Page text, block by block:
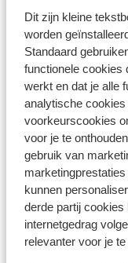
Dit zijn kleine
worden
Standaard
functionele cookies
werkt en dat je alle
analytische
voorkeurscookies
voor je te
gebruik van
kunnen
derde partij cookies
internetgedrag
relevanter voor je
Ligging
Afstanden
Aan de rand van